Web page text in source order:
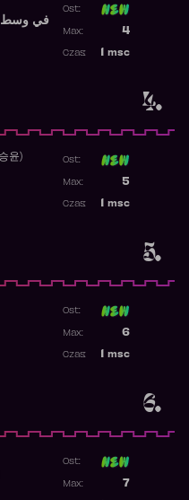
4.
Ost:
4
Max:
msc
Czas:
5.
윤) Ost:
5
Max:
msc
Czas:
6.
Ost:
6
Max:
msc
Czas:
Ost:
7
Max: